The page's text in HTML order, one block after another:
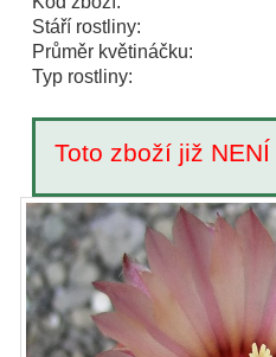
Stáří rostliny:
Průměr květináčku:
Typ rostliny:
Toto zboží již NENÍ